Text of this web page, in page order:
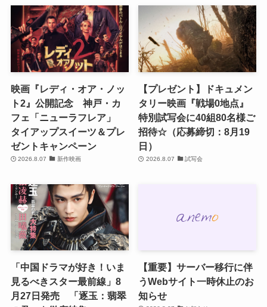
映画『レディ・オア・ノッ
ト2』公開記念 神戸・カ
フェ「ニューラフレア」
タイアップスイーツ＆プレ
ゼントキャンペーン
2026.8.07 新作映画
【プレゼント】ドキュメン
タリー映画『戦場0地点』
特別試写会に40組80名様ご
招待☆（応募締切：8月19
日）
2026.8.07 試写会
「中国ドラマが好き！いま
見るべきスター最前線」8
月27日発売 「逐玉：翡翠
【重要】サーバー移行に伴
うWebサイト一時休止のお
知らせ